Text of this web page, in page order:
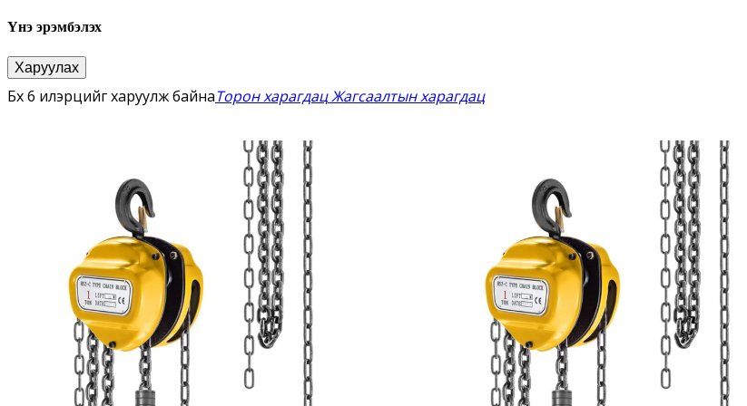
Үнэ эрэмбэлэх
Харуулах
бүх 6 илэрцийг харуулж байнаТорон харагдацЖагсаалтын харагдац